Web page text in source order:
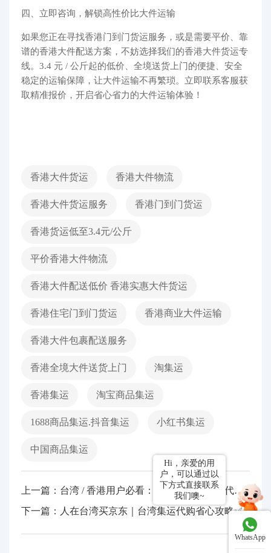
四、立即咨询，解锁高性价比大件运输
如果您正在寻找香港门到门货运服务，或是需要平价、靠
谱的香港大件配送方案，不妨选择我们的香港大件货运专
线。3.4 元 / 公斤起的低价、全境送货上门的便捷、安全
稳定的运输保障，让大件运输不再繁琐。立即联系客服获
取精准报价，开启省心省力的大件运输体验！
香港大件货运 香港大件物流
香港大件货运服务 香港门到门货运
香港货运低至3.4元/公斤
平价香港大件物流
香港大件配送低价 香港实惠大件货运
香港住宅门到门货运 香港商业大件运输
香港大件包裹配送服务
香港全境大件送货上门 淘集运
香港集运 淘宝商品集运
1688商品集运.抖音集运 小红书集运
中国商品集运
上一篇：台湾 / 香港用户必看：万圣节装饰/道具代购 + 集运教程，从选品到收货 3 步搞定
下一篇：人在台湾买京东｜台湾集运代购省心攻略✅
Hi，亲爱的用
户，可以通过以
下方式直接联系
我们噢~
WhatsApp